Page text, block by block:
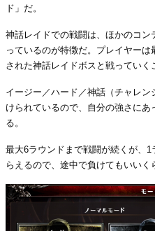
ド」だ。
神話レイドでの戦闘は、ほかのコ
っているのが特徴だ。プレイヤー
された神話レイドボスと戦っていく
イージー／ハード／神話（チャレ
けられているので、自分の強さに
る。
最大6ラウンドまで戦闘が続くが、
らえるので、途中で負けてもいいく